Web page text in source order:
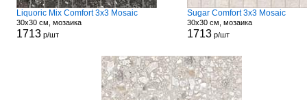
Liquoric Mix Comfort 3x3 Mosaic
30x30 см, мозаика
1713р/шт
Sugar Comfort 3x3 Mosaic
30x30 см, мозаика
1713р/шт